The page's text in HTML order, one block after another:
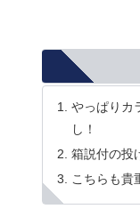
やっぱりカ
し！
箱説付の投
こちらも貴